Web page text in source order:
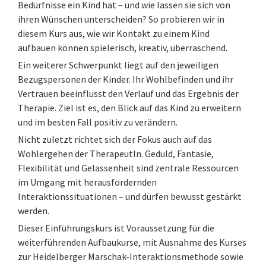
Bedürfnisse ein Kind hat – und wie lassen sie sich von
ihren Wünschen unterscheiden? So probieren wir in
diesem Kurs aus, wie wir Kontakt zu einem Kind
aufbauen können spielerisch, kreativ, überraschend.
Ein weiterer Schwerpunkt liegt auf den jeweiligen
Bezugspersonen der Kinder. Ihr Wohlbefinden und ihr
Vertrauen beeinflusst den Verlauf und das Ergebnis der
Therapie. Ziel ist es, den Blick auf das Kind zu erweitern
und im besten Fall positiv zu verändern.
Nicht zuletzt richtet sich der Fokus auch auf das
Wohlergehen der TherapeutIn. Geduld, Fantasie,
Flexibilität und Gelassenheit sind zentrale Ressourcen
im Umgang mit herausfordernden
Interaktionssituationen – und dürfen bewusst gestärkt
werden.
Dieser Einführungskurs ist Voraussetzung für die
weiterführenden Aufbaukurse, mit Ausnahme des Kurses
zur Heidelberger Marschak-Interaktionsmethode sowie